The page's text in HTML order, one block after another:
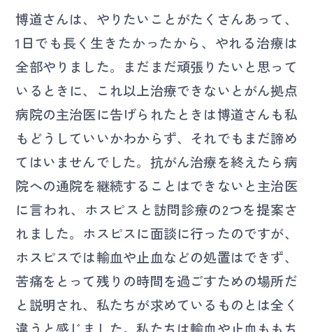
博道さんは、やりたいことがたくさんあって、
1日でも長く生きたかったから、やれる治療は
全部やりました。まだまだ頑張りたいと思って
いるときに、これ以上治療できないとがん拠点
病院の主治医に告げられたときは博道さんも私
もどうしていいかわからず、それでもまだ諦め
てはいませんでした。抗がん治療を終えたら病
院への通院を継続することはできないと主治医
に言われ、ホスピスと訪問診療の2つを提案さ
れました。ホスピスに面談に行ったのですが、
ホスピスでは輸血や止血などの処置はできず、
苦痛をとって残りの時間を過ごすための場所だ
と説明され、私たちが求めているものとは全く
違うと感じました。私たちは輸血や止血ももち